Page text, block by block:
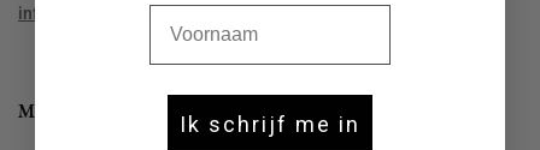
info@houtekiet.be
Meer info
Ik schrijf me in